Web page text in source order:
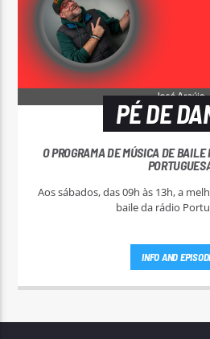
PÉ DE
O PROGRAMA DE MÚSICA DE
Aos sábados, das 09h às 13h, a
INFO AND